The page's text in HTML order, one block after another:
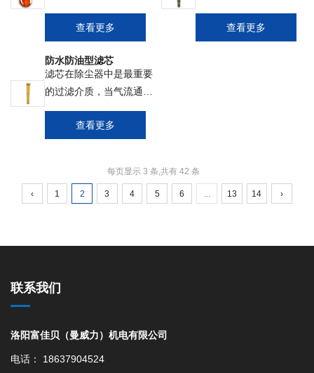
柔性套管◆BV2FS阀门，
顶部及底部为相同的法
0.2bar(2.9PSl)；压铸的
半阀体,半阀体为铝合金
材料；阀盘材料为碳钢，
锈钢或铸铁；标准级及食
轻质，便于搬运；可更换
的阀板；高度耐腐蚀；装
配简便；维护快速；传输
查看更多
时，由于震动作用、使气
流中的微粒吸附在滤芯上
点。根据不同行业的用
途，我公司滤芯分为聚氨
酯涂层 滤芯、防水滤
查看更多
防水防油型滤芯
滤芯在除尘器中是最重要
的过滤介质，当气流通过
时，由于震动作用、使气
流中的微粒吸附在滤芯上
采用高挺度的 聚酯纤维
制成，耐高温、耐高压、
耗能小、清灰效果好等特
途，我公司滤芯分为聚氨
乙烯滤芯等。
查看更多
每页显示 3 条,共有 42 条
‹ 1 2 3 4 5 6 13 14 ›
联系我们
洛阳富佳贝（曼威力）机电有限公司
电话： 18637904524